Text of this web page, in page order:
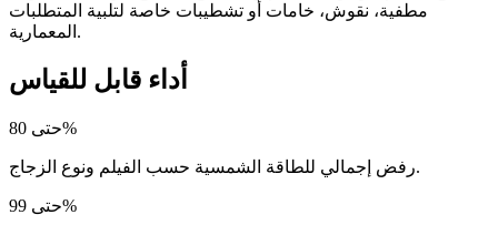
مطفية، نقوش، خامات أو تشطيبات خاصة لتلبية المتطلبات
المعمارية.
أداء قابل للقياس
حتى 80%
رفض إجمالي للطاقة الشمسية حسب الفيلم ونوع الزجاج.
حتى 99%